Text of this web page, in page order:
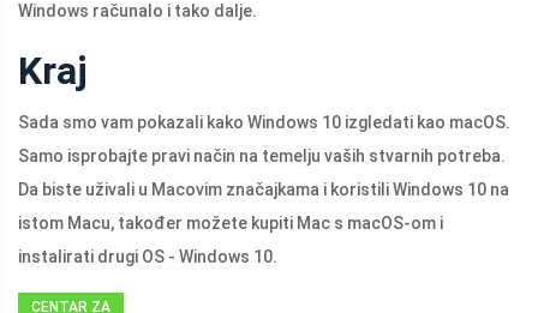
Windows računalo i tako dalje.
Kraj
Sada smo vam pokazali kako Windows 10 izgledati kao macOS.
Samo isprobajte pravi način na temelju vaših stvarnih potreba.
Da biste uživali u Macovim značajkama i koristili Windows 10 na
istom Macu, također možete kupiti Mac s macOS-om i
instalirati drugi OS - Windows 10.
CENTAR ZA